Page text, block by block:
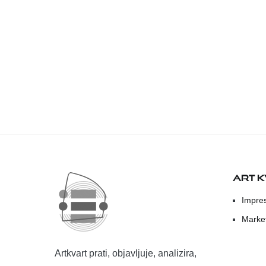
Artkvart prati, objavljuje, analizira,
ART